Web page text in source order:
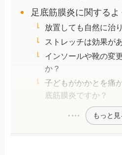
足底筋膜炎に関するよ
放置しても自然に治
ストレッチは効果が
インソールや靴の変
か？
子どもがかかとを痛
底筋膜炎ですか？
もっと見